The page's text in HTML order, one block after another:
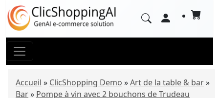
Accueil » ClicShopping Demo »Art de la table & bar»
Bar» Pompe à vin avec 2 bouchons de Trudeau